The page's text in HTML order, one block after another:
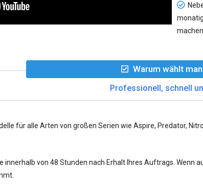
Warum wählt
Professionell, schnell
für alle Arten von großen Serien wie Aspire, Predator,
innerhalb von 48 Stunden nach Erhalt Ihres Auftrags.